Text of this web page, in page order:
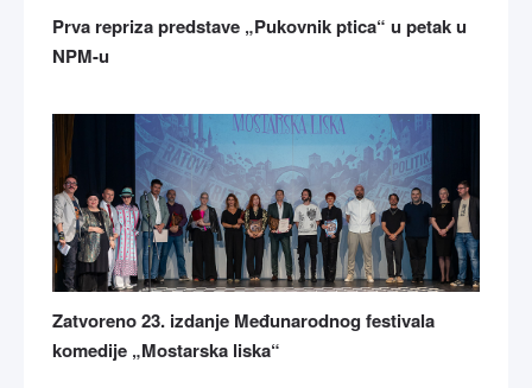
Prva repriza predstave „Pukovnik ptica“ u petak u
NPM-u
Zatvoreno 23. izdanje Međunarodnog festivala
komedije „Mostarska liska“